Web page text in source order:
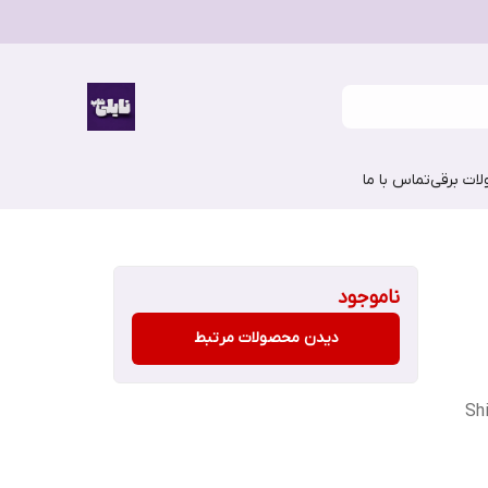
برقیتماس با ما
ناموجود
دیدن محصولات مرتبط